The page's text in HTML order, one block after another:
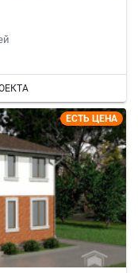
ЕСТЬ ЦЕНА